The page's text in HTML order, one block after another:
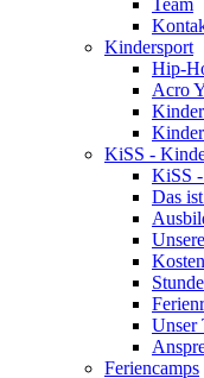
Team
Kindersport
Hip-
Acro
KiSS -
KiSS
Das
Unser
Feriencamps